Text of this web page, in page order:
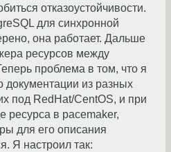
отказоустойчивости.
для синхронной
она работает. Дальше
ресурсов между
проблема в том, что я
документации из разных
под RedHat/CentOS, и при
ресурса в pacemaker,
для его описания
Я настроил так: